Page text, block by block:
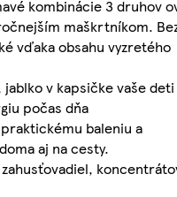
kombinácie 3 druhov
maškrtníkom.
vďaka obsahu vyzretého
v kapsičke vaše deti
počas dňa
baleniu a
aj na cesty.